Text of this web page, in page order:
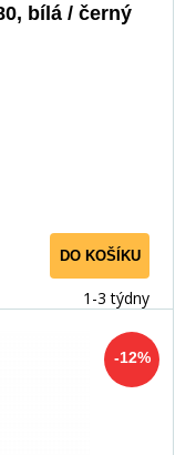
bílá / černý
DO KOŠÍKU
1-3 týdny
-12%